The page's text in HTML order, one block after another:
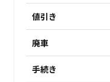
値引き
廃車
手続き